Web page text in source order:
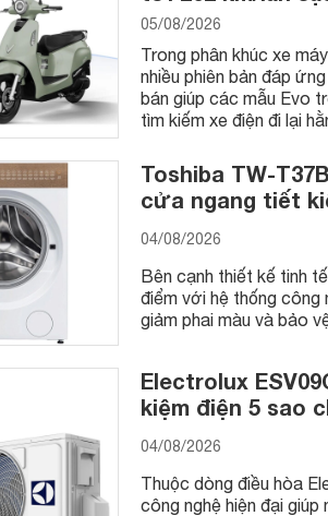
05/08/2026
Trong phân khúc xe
nhiều phiên bản đáp
bán giúp các mẫu Evo
tìm kiếm xe điện đi lại
Toshiba TW-
cửa ngang tiết
04/08/2026
Bên cạnh thiết kế tinh
điểm với hệ thống công
giảm phai màu và bảo
Electrolux
kiệm điện 5 sao
04/08/2026
Thuộc dòng điều hòa
công nghệ hiện đại giúp